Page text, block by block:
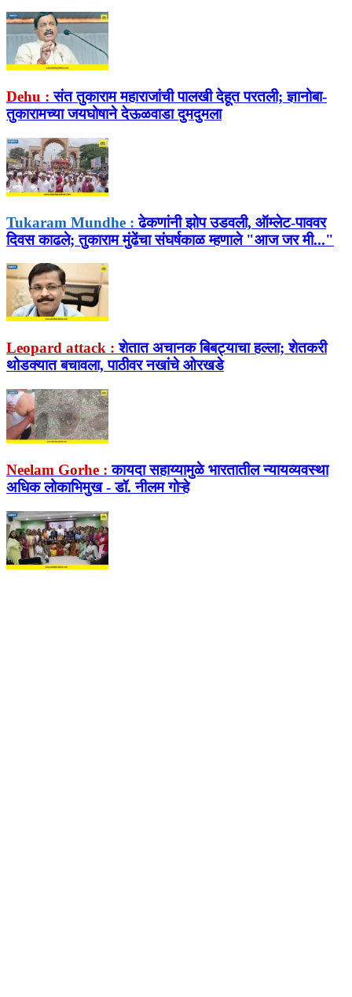
Dehu : संत तुकाराम महाराजांची पालखी देहूत परतली; ज्ञानोबा-
तुकारामच्या जयघोषाने देऊळवाडा दुमदुमला
Tukaram Mundhe : ढेकणांनी झोप उडवली, ऑम्लेट-पाववर
दिवस काढले; तुकाराम मुंढेंचा संघर्षकाळ म्हणाले "आज जर मी..."
Leopard attack : शेतात अचानक बिबट्याचा हल्ला; शेतकरी
थोडक्यात बचावला, पाठीवर नखांचे ओरखडे
Neelam Gorhe : कायदा सहाय्यामुळे भारतातील न्यायव्यवस्था
अधिक लोकाभिमुख - डॉ. नीलम गोऱ्हे